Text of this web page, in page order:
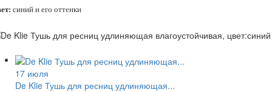
синий и его оттенки
17 июля
De Klie Тушь для ресниц удлиняющая...